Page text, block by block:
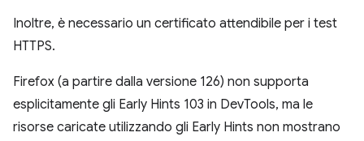
Inoltre, è necessario un certificato attendibile per i test
HTTPS.
Firefox (a partire dalla versione 126) non supporta
esplicitamente gli Early Hints 103 in DevTools, ma le
risorse caricate utilizzando gli Early Hints non mostrano